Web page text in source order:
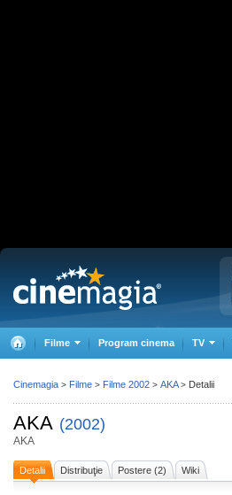
Filme Program cinema TV
AKA (2002)
AKA
Detalii Distribuţie Postere (2) Wiki
Cinemagia > Filme > Filme 2002 > AKA > Detalii